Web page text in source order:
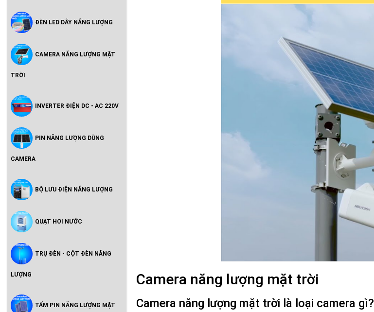
Vườn Cao Cấp Chính Hãng
ĐÈN LED DÂY NĂNG LƯỢNG
CAMERA NĂNG LƯỢNG MẶT
TRỜI
INVERTER ĐIỆN DC - AC 220V
PIN NĂNG LƯỢNG DÙNG
CAMERA
BỘ LƯU ĐIỆN NĂNG LƯỢNG
QUẠT HƠI NƯỚC
TRỤ ĐÈN - CỘT ĐÈN NĂNG
LƯỢNG
TẤM PIN NĂNG LƯỢNG MẶT
Camera năng lượng mặt trời
Camera năng lượng mặt trời là loại camera gì?